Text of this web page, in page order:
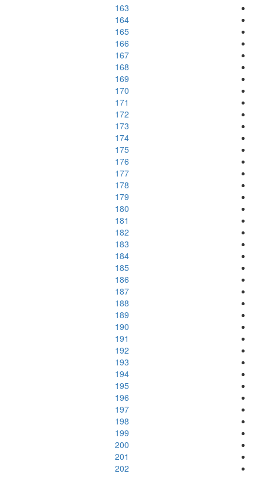
163
164
165
166
167
168
169
170
171
172
173
174
175
176
177
178
179
180
181
182
183
184
185
186
187
188
189
190
191
192
193
194
195
196
197
198
199
200
201
202